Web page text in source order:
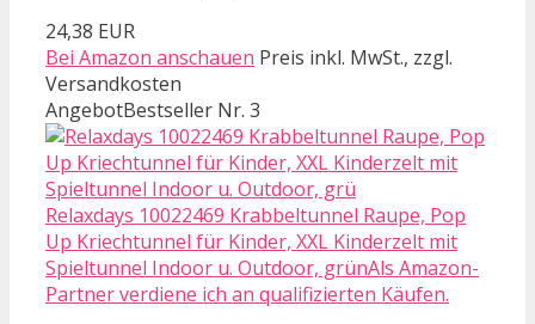
24,38 EUR
Bei Amazon anschauen Preis inkl. MwSt., zzgl.
Versandkosten
AngebotBestseller Nr. 3
Relaxdays 10022469 Krabbeltunnel Raupe, Pop
Up Kriechtunnel für Kinder, XXL Kinderzelt mit
Spieltunnel Indoor u. Outdoor, grünAls Amazon-
Partner verdiene ich an qualifizierten Käufen.